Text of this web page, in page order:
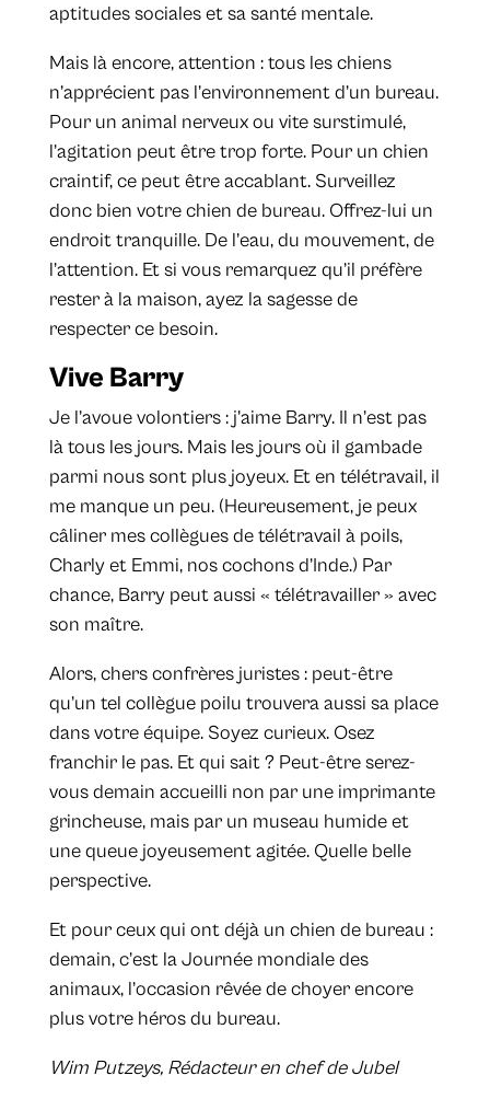
aptitudes sociales et sa santé mentale.
Mais là encore, attention : tous les chiens
n’apprécient pas l’environnement d’un bureau.
Pour un animal nerveux ou vite surstimulé,
l’agitation peut être trop forte. Pour un chien
craintif, ce peut être accablant. Surveillez
donc bien votre chien de bureau. Offrez-lui un
endroit tranquille. De l’eau, du mouvement, de
l’attention. Et si vous remarquez qu’il préfère
rester à la maison, ayez la sagesse de
respecter ce besoin.
Vive Barry
Je l’avoue volontiers : j’aime Barry. Il n’est pas
là tous les jours. Mais les jours où il gambade
parmi nous sont plus joyeux. Et en télétravail, il
me manque un peu. (Heureusement, je peux
câliner mes collègues de télétravail à poils,
Charly et Emmi, nos cochons d’Inde.) Par
chance, Barry peut aussi « télétravailler » avec
son maître.
Alors, chers confrères juristes : peut-être
qu’un tel collègue poilu trouvera aussi sa place
dans votre équipe. Soyez curieux. Osez
franchir le pas. Et qui sait ? Peut-être serez-
vous demain accueilli non par une imprimante
grincheuse, mais par un museau humide et
une queue joyeusement agitée. Quelle belle
perspective.
Et pour ceux qui ont déjà un chien de bureau :
demain, c’est la Journée mondiale des
animaux, l’occasion rêvée de choyer encore
plus votre héros du bureau.
Wim Putzeys, Rédacteur en chef de Jubel